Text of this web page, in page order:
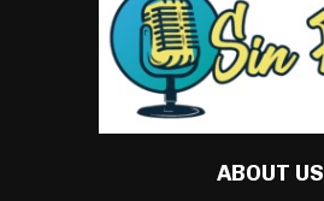
ABOUT US